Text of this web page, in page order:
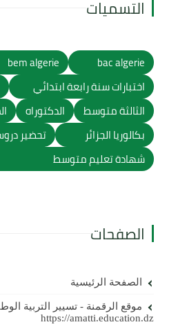
التسميات
bac algerie
bem algerie
اختبارات سنة رابعة ابتدائي
الثالثة متوسط
الدكتوراه
بكالوريا الجزائر
تحضير
شهادة تعليم متوسط
الصفحات
الصفحة الرئيسية
موقع الرقمنة - تسيير التربية
https://amatti.education.dz